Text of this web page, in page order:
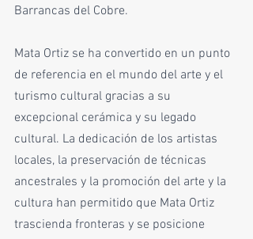
Barrancas del Cobre.
Mata Ortiz se ha convertido en un punto
de referencia en el mundo del arte y el
turismo cultural gracias a su
excepcional cerámica y su legado
cultural. La dedicación de los artistas
locales, la preservación de técnicas
ancestrales y la promoción del arte y la
cultura han permitido que Mata Ortiz
trascienda fronteras y se posicione